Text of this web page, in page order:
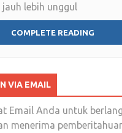
lebih unggul
COMPLETE READING
VIA EMAIL
Email Anda untuk
menerima